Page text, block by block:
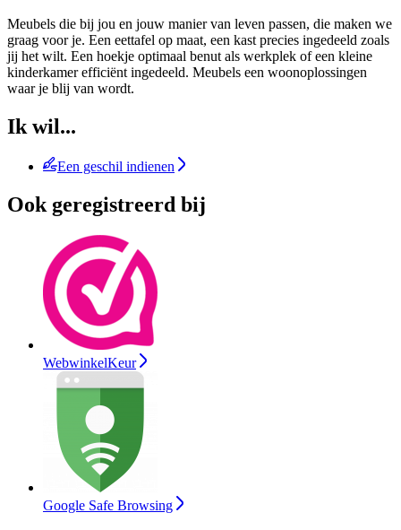
Meubels die bij jou en jouw manier van leven passen, die maken we
graag voor je. Een eettafel op maat, een kast precies ingedeeld zoals
jij het wilt. Een hoekje optimaal benut als werkplek of een kleine
kinderkamer efficiënt ingedeeld. Meubels een woonoplossingen
waar je blij van wordt.
Ik wil...
Een geschil indienen
Ook geregistreerd bij
WebwinkelKeur
Google Safe Browsing